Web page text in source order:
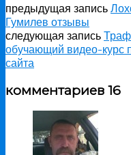
предыдущая запись
Гумилев отзывы
следующая запись
обучающий видео-курс
сайта
комментариев 16